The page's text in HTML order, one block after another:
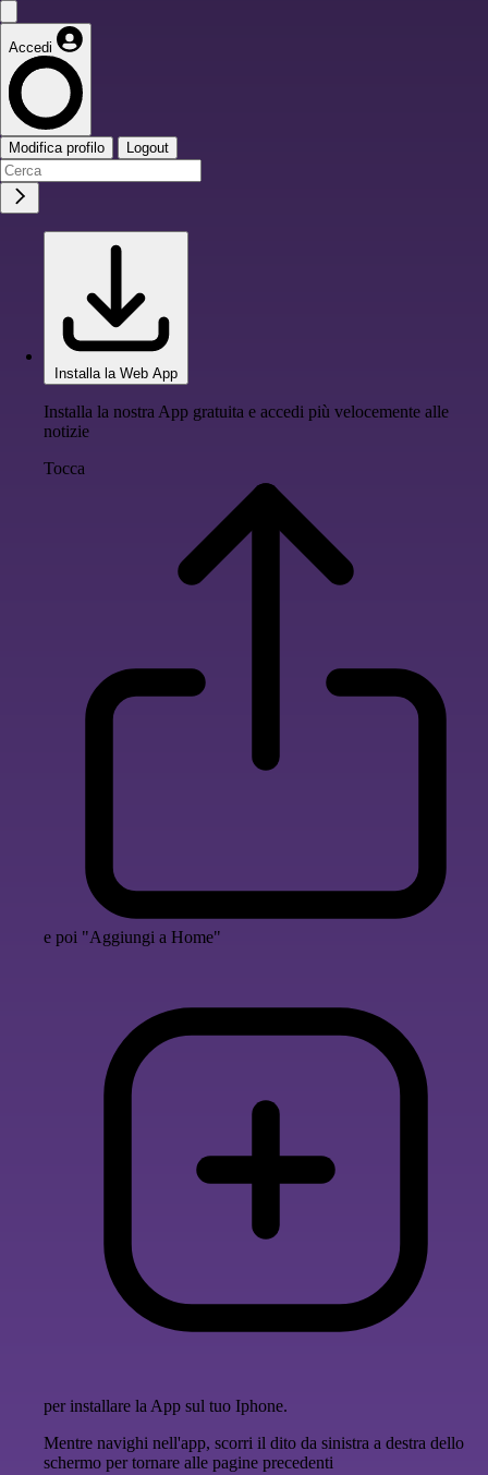
Accedi
Modifica profilo Logout
Installa la Web App
Installa la nostra App gratuita e accedi più velocemente alle
notizie
Tocca
e poi "Aggiungi a Home"
per installare la App sul tuo Iphone.
Mentre navighi nell'app, scorri il dito da sinistra a destra dello
schermo per tornare alle pagine precedenti